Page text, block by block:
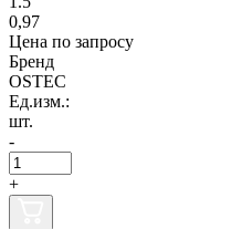
0,97
Цена по запросу
Бренд
OSTEC
Ед.изм.:
шт.
-
+